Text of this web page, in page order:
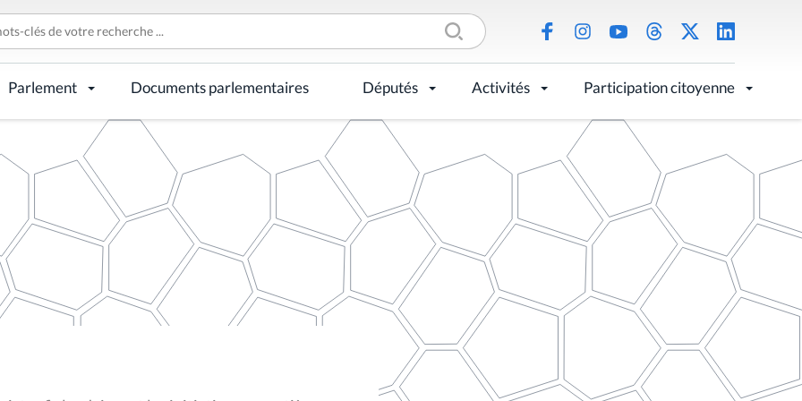
Parlement Documents parlementaires Députés Activités Participation citoyenne